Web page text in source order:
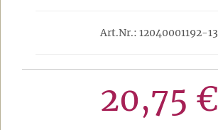
Art.Nr.: 12040001192-13
20,75 €